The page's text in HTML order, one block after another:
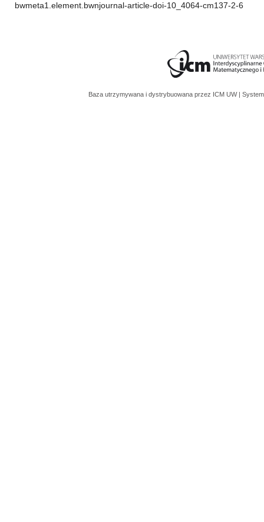
bwmeta1.element.bwnjournal-article-doi-10_4064-cm137-2-6
Baza utrzymywana i dystrybuowana przez ICM UW |